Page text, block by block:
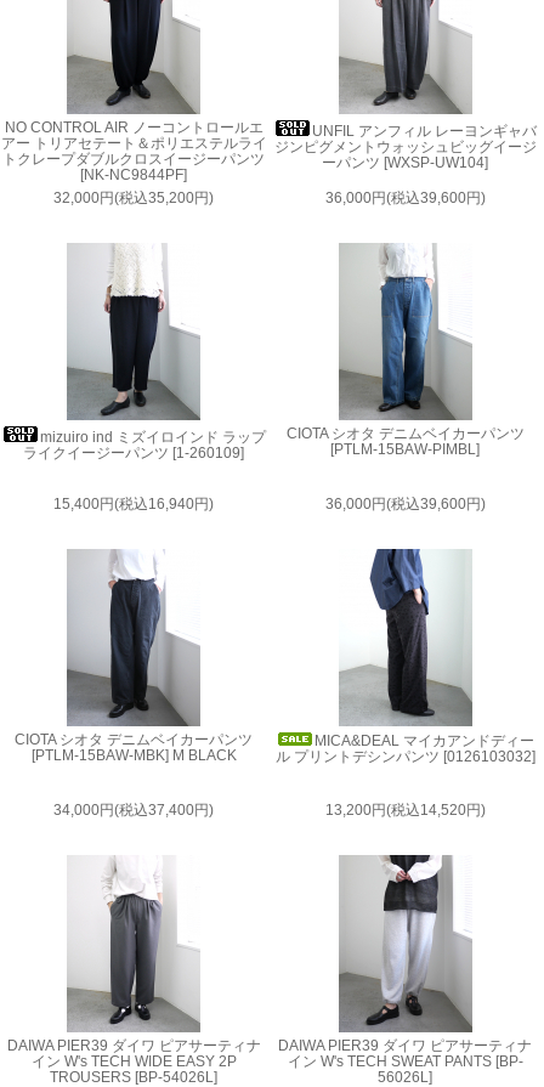
NO CONTROL AIR ノーコントロールエ
アー トリアセテート＆ポリエステルライ
トクレープダブルクロスイージーパンツ
[NK-NC9844PF]
32,000円(税込35,200円)
UNFIL アンフィル レーヨンギャバ
ジンピグメントウォッシュビッグイージ
ーパンツ [WXSP-UW104]
36,000円(税込39,600円)
mizuiro ind ミズイロインド ラップ
ライクイージーパンツ [1-260109]
15,400円(税込16,940円)
CIOTA シオタ デニムベイカーパンツ
[PTLM-15BAW-PIMBL]
36,000円(税込39,600円)
CIOTA シオタ デニムベイカーパンツ
[PTLM-15BAW-MBK] M BLACK
34,000円(税込37,400円)
MICA&DEAL マイカアンドディー
ル プリントデシンパンツ [0126103032]
13,200円(税込14,520円)
DAIWA PIER39 ダイワ ピアサーティナ
イン W's TECH WIDE EASY 2P
TROUSERS [BP-54026L]
DAIWA PIER39 ダイワ ピアサーティナ
イン W's TECH SWEAT PANTS [BP-
56026L]